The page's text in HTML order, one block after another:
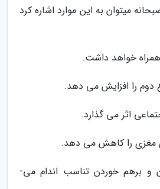
می­توان به این موارد اشاره کرد
خواهد داشت.
دوم را افزایش می­ دهد.
اثر می­ گذارد.
مغزی را کاهش می­ دهد.
زمینه ­ساز افزایش وزن و برهم خوردن تناسب اندام می­